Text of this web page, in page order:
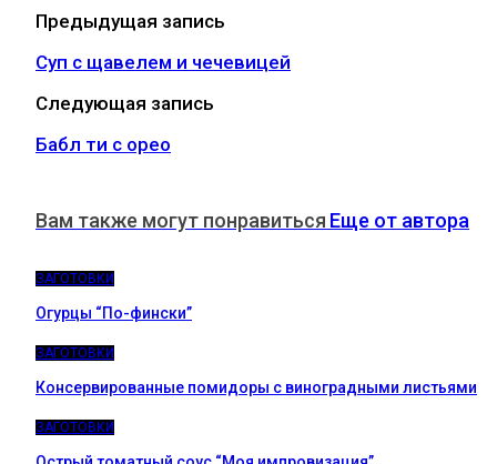
Предыдущая запись
Суп с щавелем и чечевицей
Следующая запись
Бабл ти с орео
Вам также могут понравиться Еще от автора
ЗАГОТОВКИ
Огурцы “По-фински”
ЗАГОТОВКИ
Консервированные помидоры с виноградными листьями
ЗАГОТОВКИ